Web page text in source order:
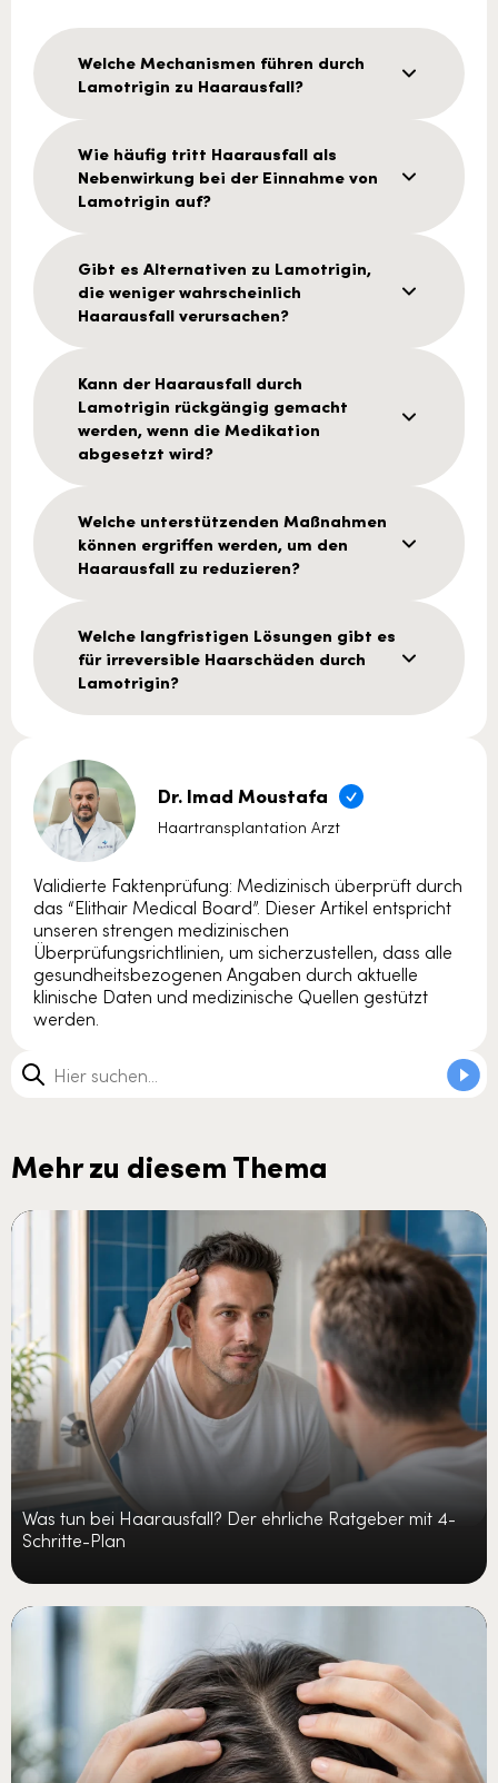
Welche Mechanismen führen durch
Lamotrigin zu Haarausfall?
Wie häufig tritt Haarausfall als
Nebenwirkung bei der Einnahme von
Lamotrigin auf?
Gibt es Alternativen zu Lamotrigin,
die weniger wahrscheinlich
Haarausfall verursachen?
Kann der Haarausfall durch
Lamotrigin rückgängig gemacht
werden, wenn die Medikation
abgesetzt wird?
Welche unterstützenden Maßnahmen
können ergriffen werden, um den
Haarausfall zu reduzieren?
Welche langfristigen Lösungen gibt es
für irreversible Haarschäden durch
Lamotrigin?
Dr. Imad Moustafa
Haartransplantation Arzt
Validierte Faktenprüfung: Medizinisch überprüft durch
das “Elithair Medical Board”. Dieser Artikel entspricht
unseren strengen medizinischen
Überprüfungsrichtlinien, um sicherzustellen, dass alle
gesundheitsbezogenen Angaben durch aktuelle
klinische Daten und medizinische Quellen gestützt
werden.
Mehr zu diesem Thema
Was tun bei Haarausfall? Der ehrliche Ratgeber mit 4-
Schritte-Plan